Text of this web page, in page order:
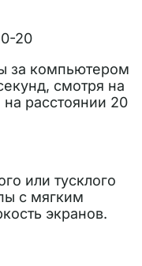
20
за компьютером
смотря на
расстоянии 20
или тусклого
с мягким
экранов.